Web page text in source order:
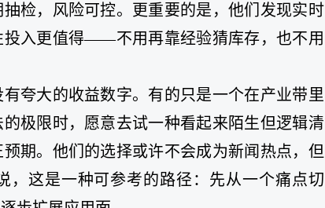
检，风险可控。更重要的是，他们发现实时
投入更值得——不用再靠经验猜库存，也不用
夸大的收益数字。有的只是一个在产业带里
极限时，愿意去试一种看起来陌生但逻辑清
期。他们的选择或许不会成为新闻热点，但
，这是一种可参考的路径：先从一个痛点切